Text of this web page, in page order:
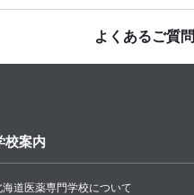
よくあるご質問
校案内
海道医薬専門学校について